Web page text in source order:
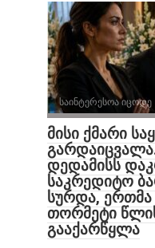
საინტერესოა იცოდე
მისი ქმარი
დედამისს
საკრედიტო
სურდა,
თორმეტი
გააქარწყლა